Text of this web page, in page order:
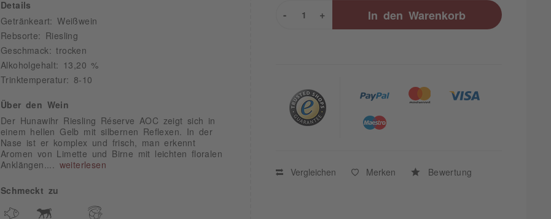
Details
Getränkeart: Weißwein
Rebsorte: Riesling
Geschmack: trocken
Alkoholgehalt: 13,20 %
Trinktemperatur: 8-10
Über den Wein
Der Hunawihr Riesling Réserve AOC zeigt sich in
einem hellen Gelb mit silbernen Reflexen. In der
Nase ist er komplex und frisch, man erkennt
Aromen von Limette und Birne mit leichten floralen
Anklängen.... weiterlesen
Schmeckt zu
+
- In den Warenkorb
Vergleichen Merken Bewertung